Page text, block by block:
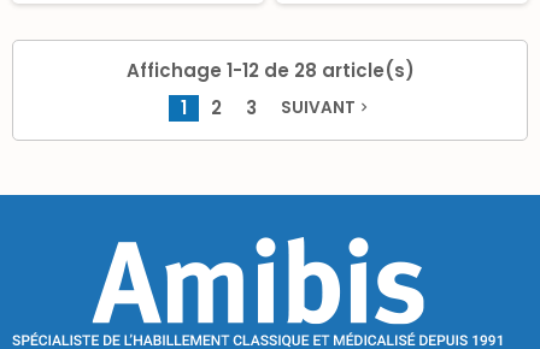
Affichage 1-12 de 28 article(s)
1
2 3 SUIVANT navigate_next